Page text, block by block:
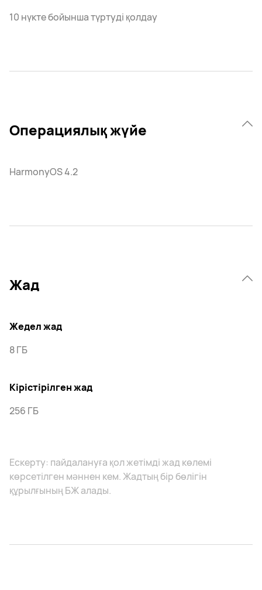
10 нүкте бойынша түртуді қолдау
Операциялық жүйе
HarmonyOS 4.2
Жад
Жедел жад
8 ГБ
Кірістірілген жад
256 ГБ
Ескерту: пайдалануға қол жетімді жад көлемі
көрсетілген мәннен кем. Жадтың бір бөлігін
құрылғының БЖ алады.